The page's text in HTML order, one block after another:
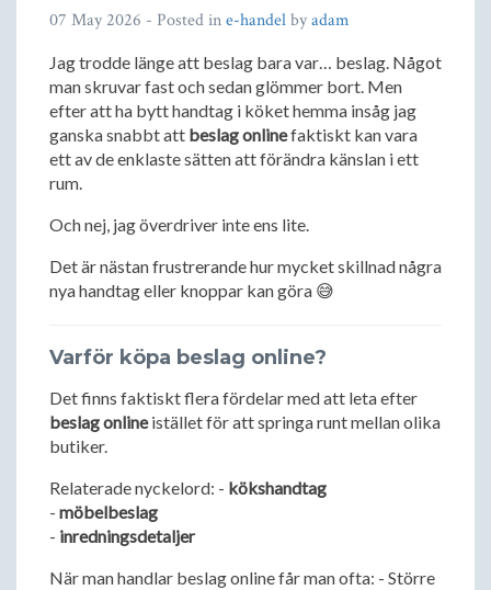
07 May 2026 - Posted ine-handelbyadam
Jag trodde länge att beslag bara var… beslag. Något
man skruvar fast och sedan glömmer bort. Men
efter att ha bytt handtag i köket hemma insåg jag
ganska snabbt att beslag onlinefaktiskt kan vara
ett av de enklaste sätten att förändra känslan i ett
rum.
Och nej, jag överdriver inte ens lite.
Det är nästan frustrerande hur mycket skillnad några
nya handtag eller knoppar kan göra 😅
Varför köpa beslag online?
Det finns faktiskt flera fördelar med att leta efter
beslag onlineistället för att springa runt mellan olika
butiker.
Relaterade nyckelord: - kökshandtag
- möbelbeslag
- inredningsdetaljer
När man handlar beslag online får man ofta: - Större